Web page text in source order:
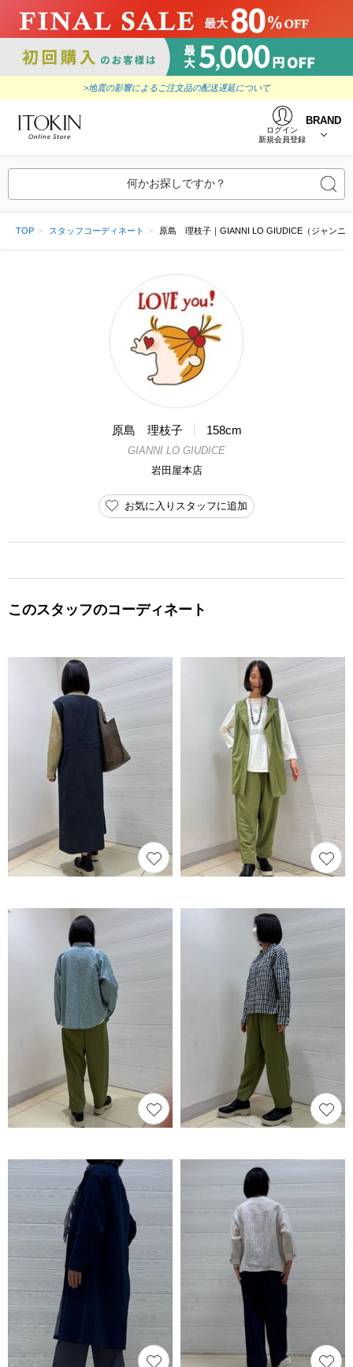
>地震の影響によるご注文品の配送遅延について
ログイン
新規会員登録
BRAND
何かお探しですか？
TOP スタッフコーディネート 原島 理枝子｜GIANNI LO GIUDICE（ジャンニ
原島 理枝子 158cm
GIANNI LO GIUDICE
岩田屋本店
お気に入りスタッフに追加
このスタッフのコーディネート